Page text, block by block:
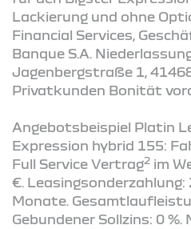
Lackierung und ohne
Financial Services,
Banque S.A.
Jagenbergstraße 1,
Privatkunden Bonität
Angebotsbeispiel Platin
Expression hybrid 155:
Full Service Vertrag2 im
€.
Monate.
Gebundener Sollzins: 0